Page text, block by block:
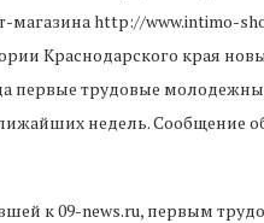
магазина http://www.intimo-
Краснодарского края
первые трудовые
недель. Сообщение
к 09-news.ru, первым